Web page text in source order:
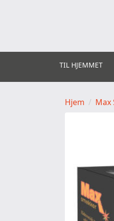
TIL HJEMMET
Hjem Max